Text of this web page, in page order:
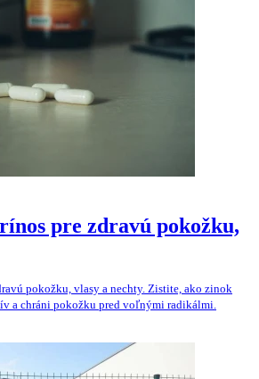
pre zdravú pokožku,
pokožku, vlasy a nechty. Zistite, ako zinok
a chráni pokožku pred voľnými radikálmi.